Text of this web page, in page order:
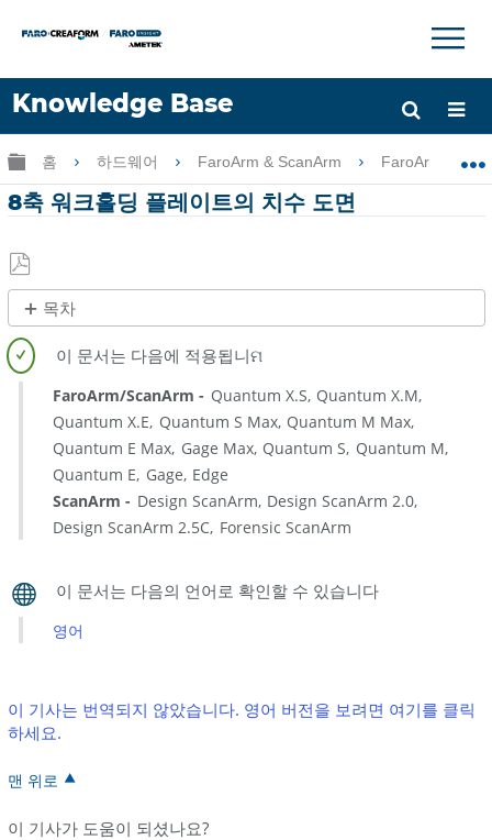
Knowledge Base
언어
도움 받기 로그인
×
글로벌 계층 확장/축소
홈 하드웨어 FaroArm & ScanArm FaroArm &
8축 워크홀딩 플레이트의 치수 도면
PDF
로
저
장
목차
제
목
없
FaroArm/ScanArm Quantum X.S Quantum X.M
Quantum X.E Quantum S Max Quantum M Max
Quantum E Max Gage Max Quantum S Quantum M
Quantum E Gage Edge
ScanArm
Design ScanArm Design ScanArm 2.0
Design ScanArm 2.5C Forensic ScanArm
영어
이 기사는 번역되지 않았습니다. 영어 버전을 보려면 여기를 클릭
하세요.
맨 위로
이 기사가 도움이 되셨나요?